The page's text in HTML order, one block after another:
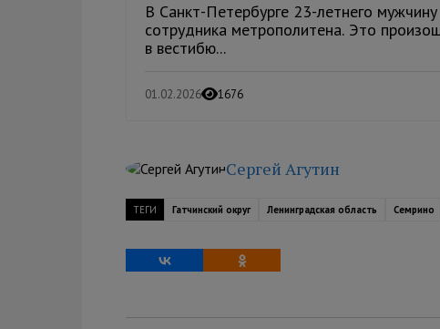
В Санкт-Петербурге 23-летнего
сотрудника метрополитена. Это
в вестибю...
01.02.2026 1676
Сергей Агутин
ТЕГИ Гатчинский округ Ленинградская область Семрино